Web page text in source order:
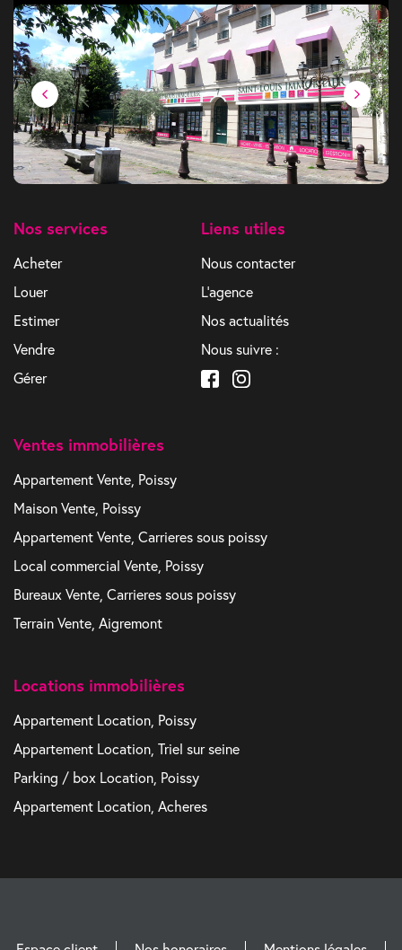
Nos services
Acheter
Louer
Estimer
Vendre
Gérer
Liens utiles
Nous contacter
L'agence
Nos actualités
Nous suivre :
Ventes immobilières
Appartement Vente, Poissy
Maison Vente, Poissy
Appartement Vente, Carrieres sous poissy
Local commercial Vente, Poissy
Bureaux Vente, Carrieres sous poissy
Terrain Vente, Aigremont
Locations immobilières
Appartement Location, Poissy
Appartement Location, Triel sur seine
Parking / box Location, Poissy
Appartement Location, Acheres